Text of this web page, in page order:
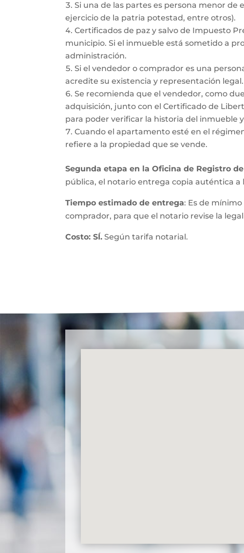
Si una de las partes es persona menor
ejercicio de la patria potestad, entre otros).
Certificados de paz y salvo de Impuesto
municipio. Si el inmueble está sometido a
administración.
Si el vendedor o comprador es una
acredite su existencia y representación legal.
Se recomienda que el vendedor, como
adquisición, junto con el Certificado de
para poder verificar la historia del inmueble
Cuando el apartamento esté en el
refiere a la propiedad que se vende.
Segunda etapa en la Oficina de Registro
pública, el notario entrega copia auténtica a
Tiempo estimado de entrega: Es de
comprador, para que el notario revise la
Costo: SÍ. Según tarifa notarial.